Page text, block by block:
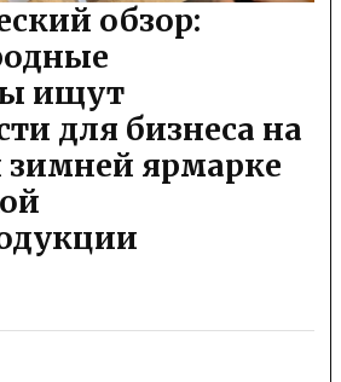
обзор:
ищут
для бизнеса на
зимней ярмарке